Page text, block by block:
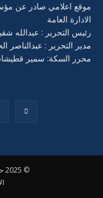
موقع اعلامي صادر عن
الادارة العامة
رئيس التحرير : عبدالله
مدير التحرير : عبدالناصر
محرر السكة: سمير
© 2025 حقوق التأليف والنشر Alsekeh. كل الحقوق محفوظة.